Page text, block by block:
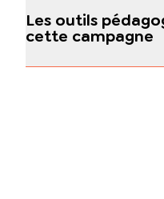
Les outils
cette campagne